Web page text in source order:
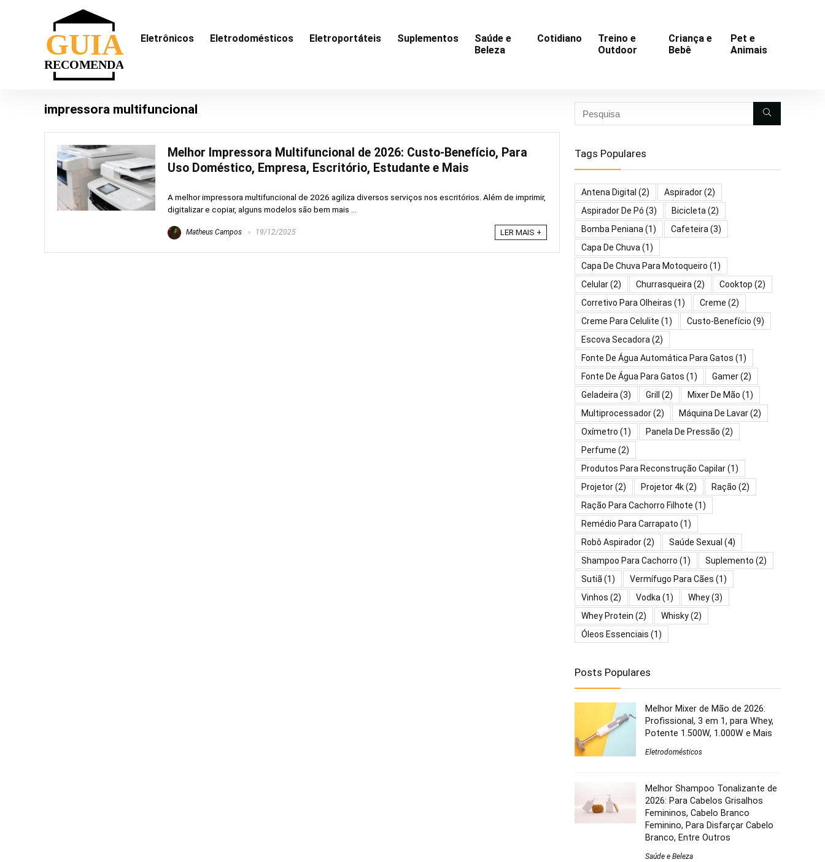
Eletrônicos Eletrodomésticos Eletroportáteis Suplementos
Saúde e
Beleza
Cotidiano
Treino e
Outdoor
Criança e
Bebê
Pet e
Animais
impressora multifuncional
Melhor Impressora Multifuncional de 2026: Custo-Benefício, Para
Uso Doméstico, Empresa, Escritório, Estudante e Mais
A melhor impressora multifuncional de 2026 agiliza diversos serviços nos escritórios. Além de imprimir,
digitalizar e copiar, alguns modelos são bem mais ...
Matheus Campos 19/12/2025 LER MAIS +
Tags Populares
Antena Digital (2) Aspirador(2)
Aspirador De Pó (3) Bicicleta (2)
Bomba Peniana (1) Cafeteira (3)
Capa De Chuva (1)
Capa De Chuva Para Motoqueiro (1)
Celular(2) Churrasqueira (2) Cooktop (2)
Corretivo Para Olheiras (1) Creme (2)
Creme Para Celulite (1) Custo-Benefício (9)
Escova Secadora (2)
Fonte De Água Automática Para Gatos (1)
Fonte De Água Para Gatos (1) Gamer(2)
Geladeira (3) Grill (2) Mixer De Mão (1)
Multiprocessador(2) Máquina De Lavar(2)
Oxímetro (1) Panela De Pressão (2)
Perfume (2)
Produtos Para Reconstrução Capilar(1)
Projetor(2) Projetor 4k(2) Ração (2)
Ração Para Cachorro Filhote (1)
Remédio Para Carrapato (1)
Robô Aspirador(2) Saúde Sexual (4)
Shampoo Para Cachorro (1) Suplemento (2)
Sutiã (1) Vermífugo Para Cães (1)
Vinhos (2) Vodka (1) Whey(3)
Whey Protein (2) Whisky(2)
Óleos Essenciais (1)
Posts Populares
Melhor Mixer de Mão de 2026:
Profissional, 3 em 1, para Whey,
Potente 1.500W, 1.000W e Mais
Eletrodomésticos
Melhor Shampoo Tonalizante de
2026: Para Cabelos Grisalhos
Femininos, Cabelo Branco
Feminino, Para Disfarçar Cabelo
Branco, Entre Outros
Saúde e Beleza